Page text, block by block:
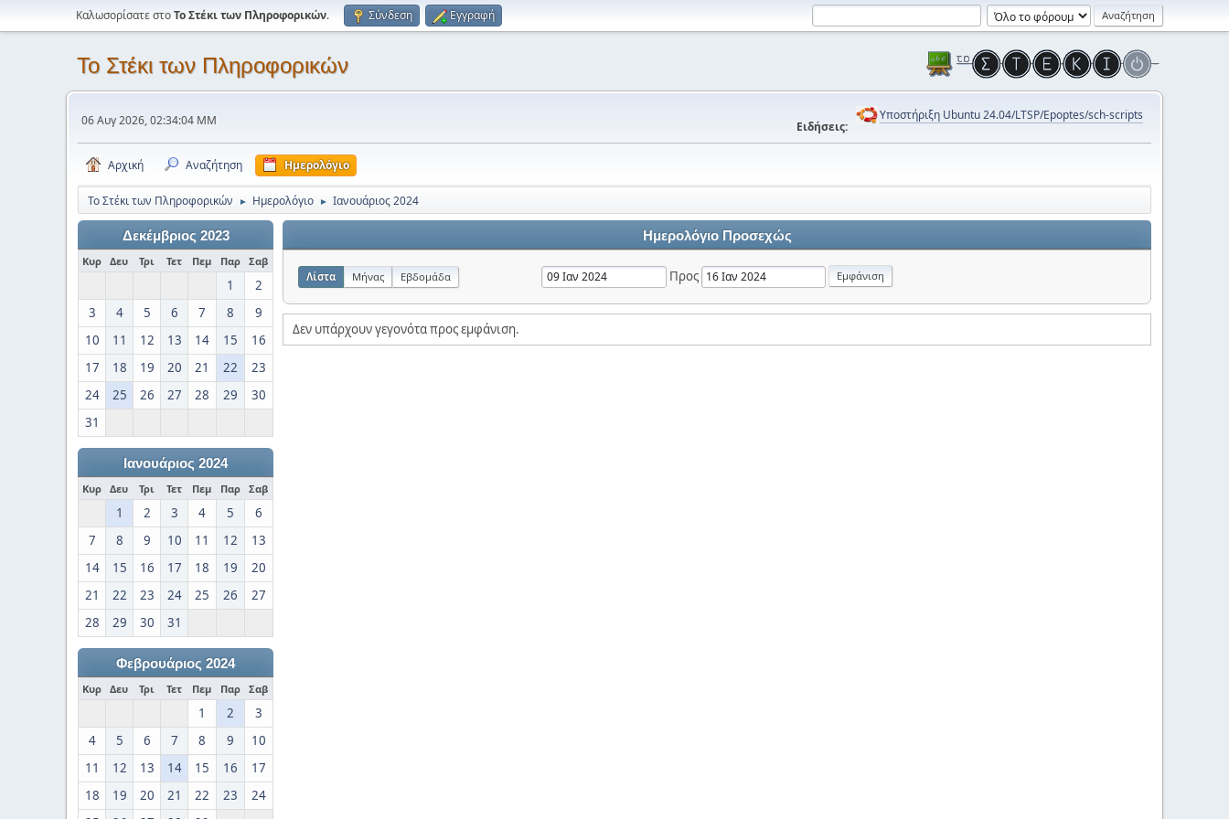
Καλωσορίσατε στοΤο Στέκι των Πληροφορικών. Σύνδεση Εγγραφή
Το Στέκι των Πληροφορικών
06 Αυγ 2026, 02:34:04 ΜΜ Ειδήσεις:
Υποστήριξη Ubuntu 24.04/LTSP/Epoptes/sch-scripts
Αρχική Αναζήτηση Ημερολόγιο
Το Στέκι των Πληροφορικών ► Ημερολόγιο ► Ιανουάριος 2024
Δεκέμβριος 2023
Κυρ Δευ Τρι Τετ Πεμ Παρ Σαβ
1
2
3
4 5 6 7 8
9
10
11 12 13 14 15
16
17
18 19 20 21 22
23
24
25 26 27 28 29
30
31
Ιανουάριος 2024
Κυρ Δευ Τρι Τετ Πεμ Παρ Σαβ
1 2 3 4 5
6
7
8 9 10 11 12
13
14
15 16 17 18 19
20
21
22 23 24 25 26
27
28
29 30 31
Φεβρουάριος 2024
Κυρ Δευ Τρι Τετ Πεμ Παρ Σαβ
1 2
3
4
5 6 7 8 9
10
11
12 13 14 15 16
17
18
19 20 21 22 23
24
Ημερολόγιο Προσεχώς
Λίστα Μήνας Εβδομάδα Προς
Δεν υπάρχουν γεγονότα προς εμφάνιση.